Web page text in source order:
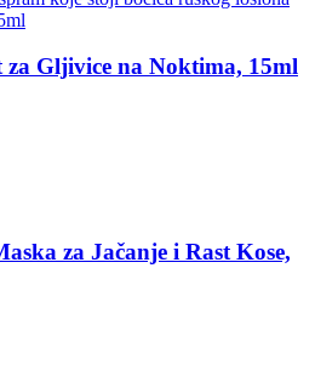
Gljivice na Noktima, 15ml
za Jačanje i Rast Kose,